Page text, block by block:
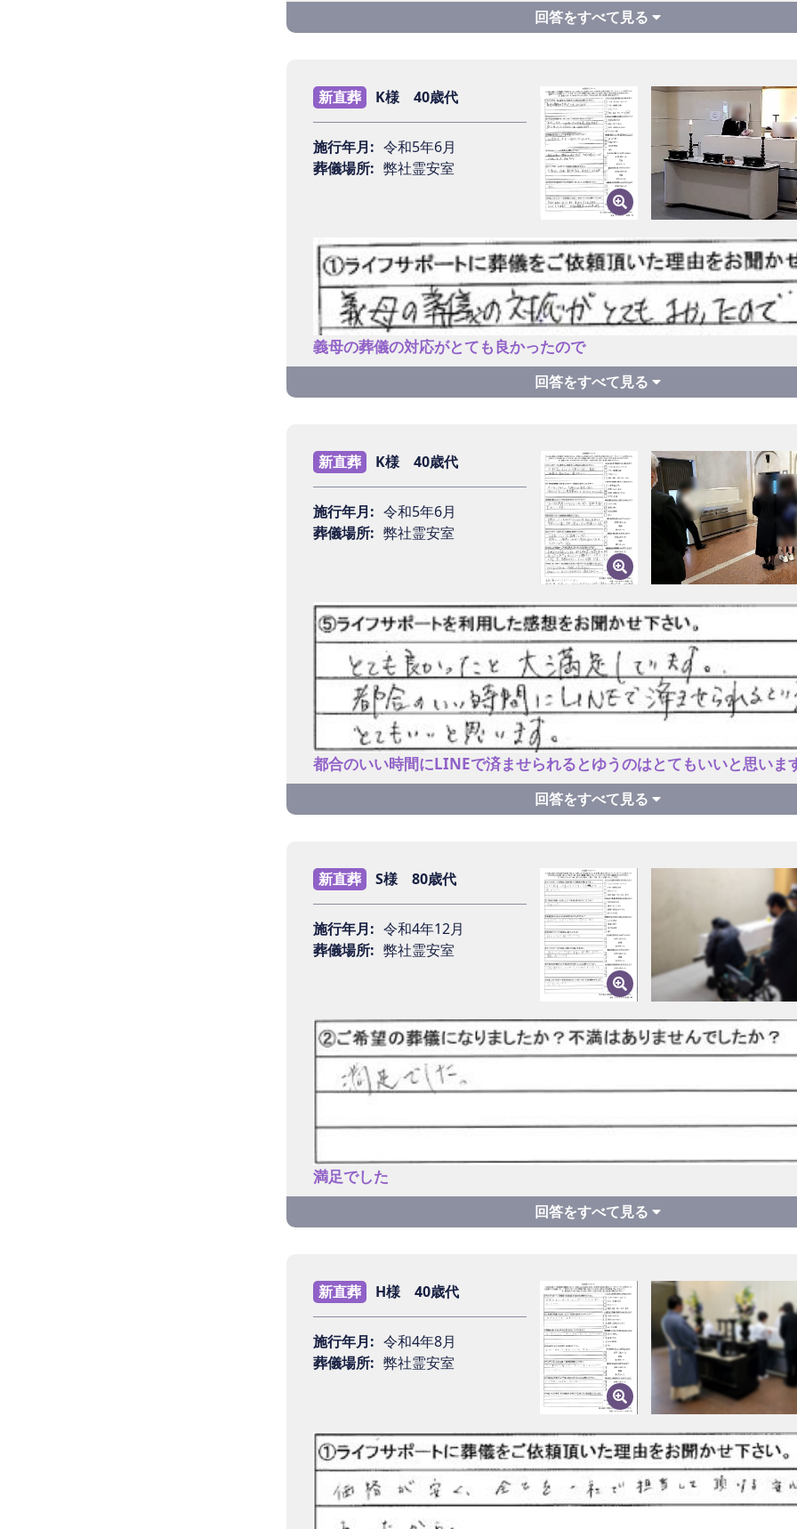
葬儀に2人だけで済ませたかったので7万円の葬儀にしました。
Q2 ご希望の葬儀になりましたか？不満はありませんでしたか？
理想の葬儀になりました。納骨等に費用が掛かりますので。
Q3 葬儀を終えられた今のお気持ちはいかがですか？
最高に良かったと思い、自分も7万円の葬儀にしたいと思い記帳してお
Q4 担当者についての感想をお聞かせ下さい。
おかげさまで最高の見送りが出来ました。
電話の対応もすべて良かったです。身内だけで2人だけで見送り出来て
す。
Q6 今後、ライフサポートを利用される方に一言アドバイスをお願いい
ライフサポートは葬儀後のスケジュール、区役所の遺族サポートの等非
りました。区役所の手続きも死後1週間後に区役所に行くような案内も
た。
新直葬 K様 40歳代
施行年月: 令和5年6月
葬儀場所: 弊社霊安室
義母の葬儀の対応がとても良かったので
義母の葬儀の対応がとても良かったので
Q2 ご希望の葬儀になりましたか？不満はありませんでしたか？
オプションが付けられないプランでしたが、スタッフの方が最大限寄り
Q3 葬儀を終えられた今のお気持ちはいかがですか？
2ヶ月経って やっと 一区切りつけれました
Q4 担当者についての感想をお聞かせ下さい。
母が初めての担当との事でしたが、とても印象が良い方で寄り添って下
Q5 ライフサポートを利用した感想をお聞かせ下さい。
今後とも何かありましたらお願いいたします
Q6 今後、ライフサポートを利用される方に一言アドバイスをお願いい
ネットの口コミやら最近は色々ありますが、口コミにたがわずおすすめ
んだと思います
新直葬 K様 40歳代
施行年月: 令和5年6月
葬儀場所: 弊社霊安室
都合のいい時間にLINEで済ませられるとゆうのはとてもいいと思いま
ネットで見て考えていた火葬のみの形に一番近く価格も安かったので選
た。
Q2 ご希望の葬儀になりましたか？不満はありませんでしたか？
全くありません。内田さんが般若心経を唱えてくださり、少し家族葬み
有難かったです。
Q3 葬儀を終えられた今のお気持ちはいかがですか？
これはあまり参考にはならないと思いますが、家族の事情ですっきりし
Q4 担当者についての感想をお聞かせ下さい。
に答えてくださり感謝しています。
Q5 ライフサポートを利用した感想をお聞かせ下さい。
とても良かったと大満足しています。
都合のいい時間にLINEで済ませられるとゆうのはとていいと思います。
Q6 今後、ライフサポートを利用される方に一言アドバイスをお願いい
他を知りませんので絶対とは言えませんが、初めてで、安心してお任せ
新直葬 S様 80歳代
施行年月: 令和4年12月
葬儀場所: 弊社霊安室
満足でした
コロナ渦中、人が集まらずコンパクトに出来るので選びました
Q2 ご希望の葬儀になりましたか？不満はありませんでしたか？
Q3 葬儀を終えられた今のお気持ちはいかがですか？
身内だけでさわやかに出来たので喜んでいます
新直葬 H様 40歳代
施行年月: 令和4年8月
葬儀場所: 弊社霊安室